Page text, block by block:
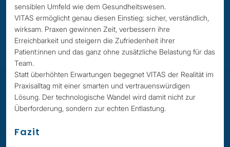
sensiblen Umfeld wie dem Gesundheitswesen.
VITAS ermöglicht genau diesen Einstieg: sicher, verständlich,
wirksam. Praxen gewinnen Zeit, verbessern ihre
Erreichbarkeit und steigern die Zufriedenheit ihrer
Patient:innen und das ganz ohne zusätzliche Belastung für das
Team.
Statt überhöhten Erwartungen begegnet VITAS der Realität im
Praxisalltag mit einer smarten und vertrauenswürdigen
Lösung. Der technologische Wandel wird damit nicht zur
Überforderung, sondern zur echten Entlastung.
Fazit